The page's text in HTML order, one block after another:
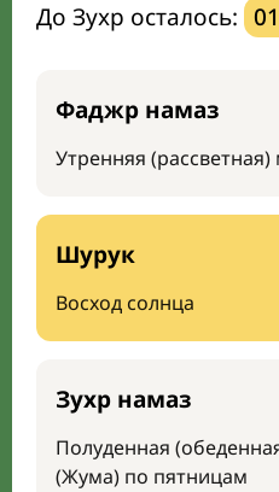
До Зухр осталось:
Фаджр намаз
Утренняя (рассветная)
Шурук
Восход солнца
Зухр намаз
Полуденная
(Жума) по пятницам